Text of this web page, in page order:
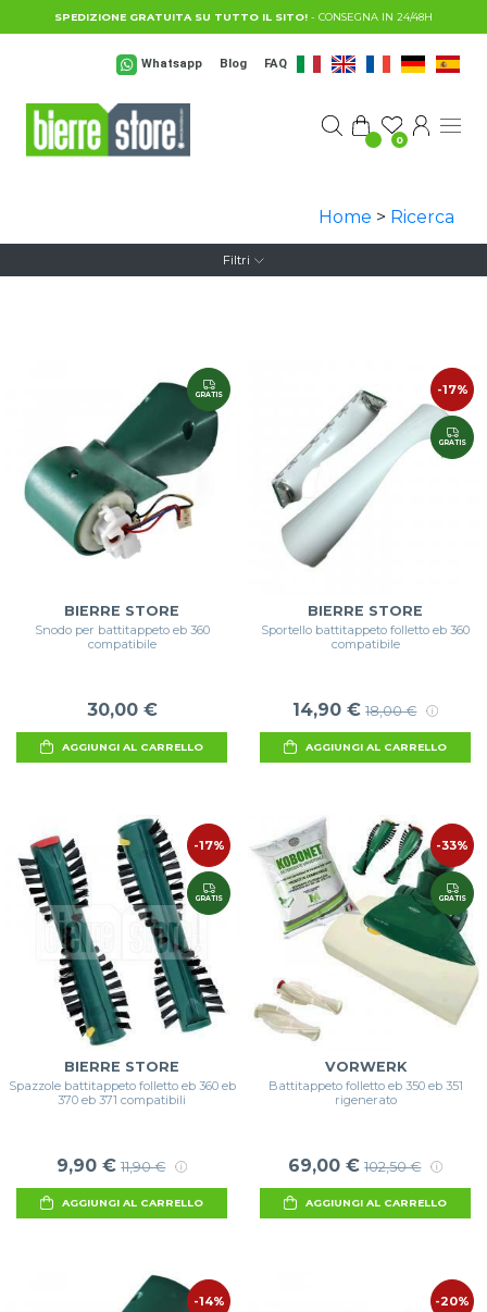
Salta al contenuto principale
SPEDIZIONE GRATUITA SU TUTTO IL SITO! - CONSEGNA IN 24/48H
Whatsapp Blog FAQ
0
Home > Ricerca
Filtri
GRATIS
BIERRE STORE
Snodo per battitappeto eb 360
compatibile
30,00 €
AGGIUNGI AL CARRELLO
-17%
GRATIS
BIERRE STORE
Sportello battitappeto folletto eb 360
compatibile
14,90 € 18,00 €
AGGIUNGI AL CARRELLO
-17%
GRATIS
BIERRE STORE
Spazzole battitappeto folletto eb 360 eb
370 eb 371 compatibili
9,90 € 11,90 €
AGGIUNGI AL CARRELLO
-33%
GRATIS
VORWERK
Battitappeto folletto eb 350 eb 351
rigenerato
69,00 € 102,50 €
AGGIUNGI AL CARRELLO
-14% -20%